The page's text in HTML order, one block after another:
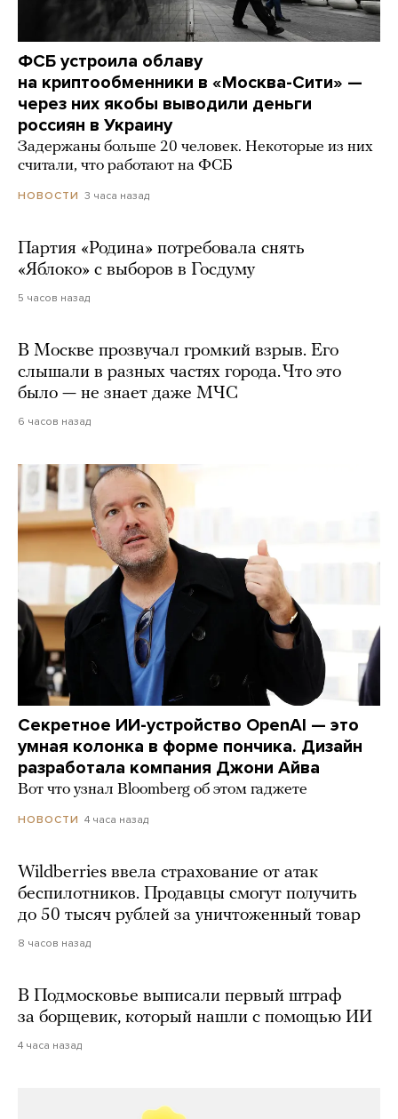
ФСБ устроила облаву
на криптообменники в «Москва-Сити» —
через них якобы выводили деньги
россиян в Украину
Задержаны больше 20 человек. Некоторые из них
считали, что работают на ФСБ
НОВОСТИ 3 часа назад
Партия «Родина» потребовала снять
«Яблоко» с выборов в Госдуму
5 часов назад
В Москве прозвучал громкий взрыв. Его
слышали в разных частях города. Что это
было — не знает даже МЧС
6 часов назад
Секретное ИИ-устройство OpenAI — это
умная колонка в форме пончика. Дизайн
разработала компания Джони Айва
Вот что узнал Bloomberg об этом гаджете
НОВОСТИ 4 часа назад
Wildberries ввела страхование от атак
беспилотников. Продавцы смогут получить
до 50 тысяч рублей за уничтоженный товар
8 часов назад
В Подмосковье выписали первый штраф
за борщевик, который нашли с помощью ИИ
4 часа назад